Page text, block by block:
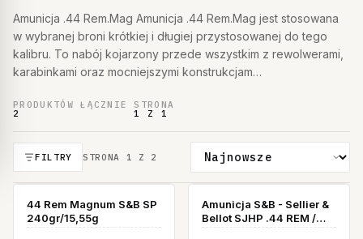
Amunicja .44 Rem.Mag Amunicja .44 Rem.Mag jest stosowana
w wybranej broni krótkiej i długiej przystosowanej do tego
kalibru. To nabój kojarzony przede wszystkim z rewolwerami,
karabinkami oraz mocniejszymi konstrukcjam…
PRODUKTÓW ŁĄCZNIE
2
STRONA
1 Z 1
FILTRY STRONA 1 Z 2
44 Rem Magnum S&B SP
240gr/15,55g
Amunicja S&B - Sellier &
Bellot SJHP .44 REM /
MAG